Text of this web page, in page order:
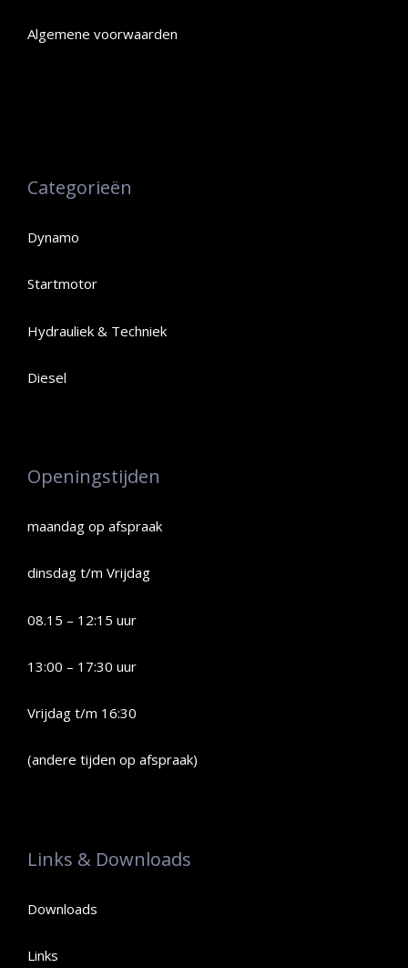
Algemene voorwaarden
Categorieën
Dynamo
Startmotor
Hydrauliek & Techniek
Diesel
Openingstijden
maandag op afspraak
dinsdag t/m Vrijdag
08.15 – 12:15 uur
13:00 – 17:30 uur
Vrijdag t/m 16:30
(andere tijden op afspraak)
Links & Downloads
Downloads
Links